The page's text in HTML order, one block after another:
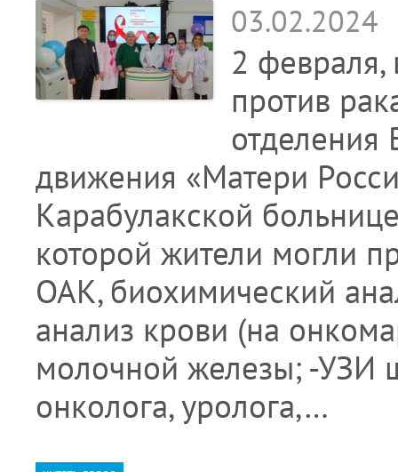
03.02.2024
2
против
отделения
движения «Матери
Карабулакской
которой жители могли
ОАК, биохимический
анализ крови (на
молочной железы; -УЗИ
онколога, уролога,…